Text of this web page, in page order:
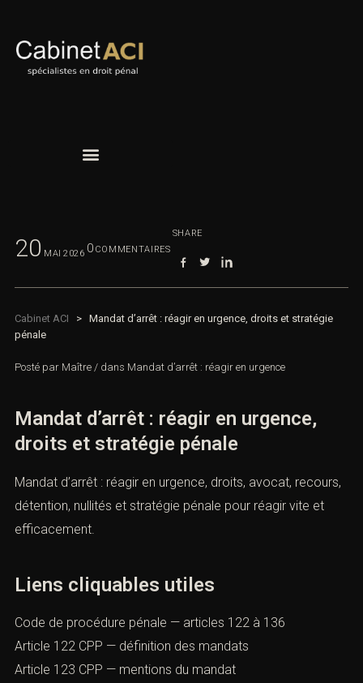
20 MAI 2026 0 COMMENTAIRES
SHARE
Cabinet ACI > Mandat d’arrêt : réagir en urgence, droits et stratégie
pénale
Posté par Maître / dans Mandat d’arrêt : réagir en urgence
Mandat d’arrêt : réagir en urgence,
droits et stratégie pénale
Mandat d’arrêt : réagir en urgence, droits, avocat,
recours, détention, nullités et stratégie pénale pour réagir
vite et efficacement.
Liens cliquables utiles
Code de procédure pénale — articles 122 à 136
Article 122 CPP — définition des mandats
Article 123 CPP — mentions du mandat